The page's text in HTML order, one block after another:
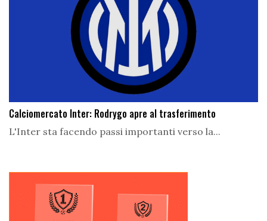
Calciomercato Inter: Rodrygo apre al trasferimento
L'Inter sta facendo passi importanti verso la...